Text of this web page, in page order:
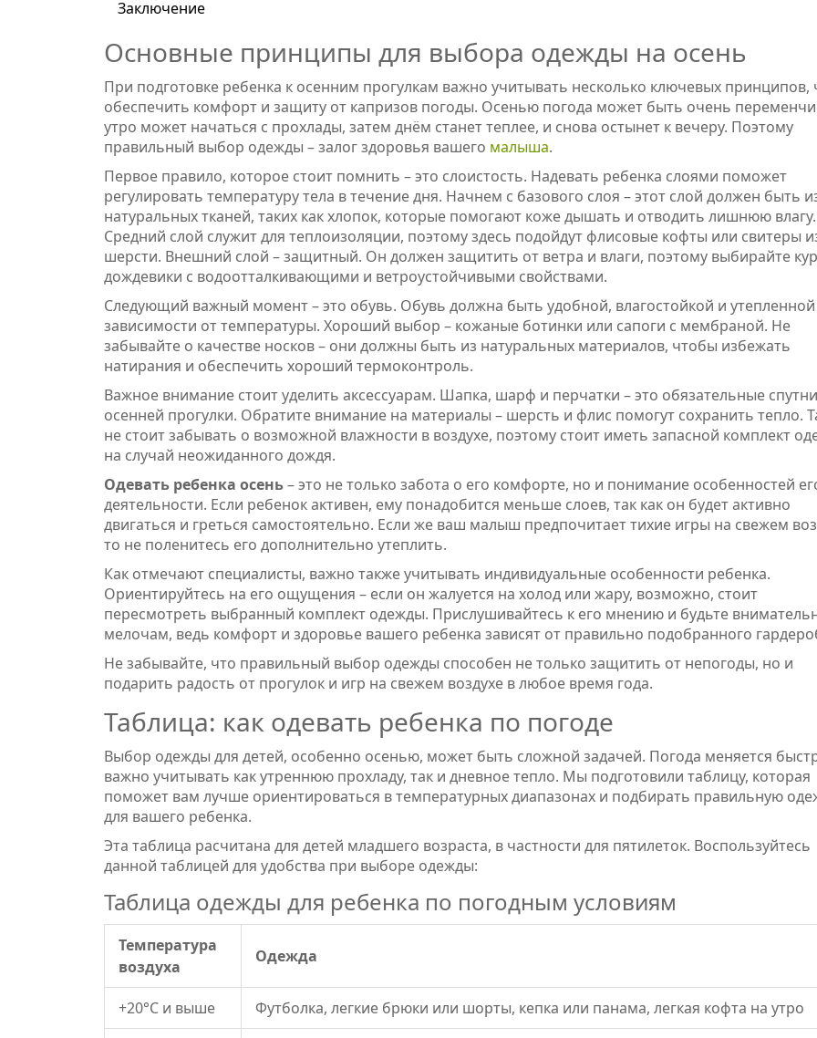
Заключение
Основные принципы для выбора одежды на осень
При подготовке ребенка к осенним прогулкам важно учитывать несколько ключевых принципов,
обеспечить комфорт и защиту от капризов погоды. Осенью погода может быть очень
утро может начаться с прохлады, затем днём станет теплее, и снова остынет к вечеру. Поэтому
правильный выбор одежды – залог здоровья вашего малыша.
Первое правило, которое стоит помнить – это слоистость. Надевать ребенка слоями поможет
регулировать температуру тела в течение дня. Начнем с базового слоя – этот слой должен быть
натуральных тканей, таких как хлопок, которые помогают коже дышать и отводить лишнюю влагу.
Средний слой служит для теплоизоляции, поэтому здесь подойдут флисовые кофты или свитеры
шерсти. Внешний слой – защитный. Он должен защитить от ветра и влаги, поэтому выбирайте
дождевики с водоотталкивающими и ветроустойчивыми свойствами.
Следующий важный момент – это обувь. Обувь должна быть удобной, влагостойкой и
зависимости от температуры. Хороший выбор – кожаные ботинки или сапоги с мембраной. Не
забывайте о качестве носков – они должны быть из натуральных материалов, чтобы избежать
натирания и обеспечить хороший термоконтроль.
Важное внимание стоит уделить аксессуарам. Шапка, шарф и перчатки – это обязательные
осенней прогулки. Обратите внимание на материалы – шерсть и флис помогут сохранить тепло.
не стоит забывать о возможной влажности в воздухе, поэтому стоит иметь запасной комплект
на случай неожиданного дождя.
Одевать ребенка осень– это не только забота о его комфорте, но и понимание особенностей
деятельности. Если ребенок активен, ему понадобится меньше слоев, так как он будет активно
двигаться и греться самостоятельно. Если же ваш малыш предпочитает тихие игры на свежем
то не поленитесь его дополнительно утеплить.
Как отмечают специалисты, важно также учитывать индивидуальные особенности ребенка.
Ориентируйтесь на его ощущения – если он жалуется на холод или жару, возможно, стоит
пересмотреть выбранный комплект одежды. Прислушивайтесь к его мнению и будьте
мелочам, ведь комфорт и здоровье вашего ребенка зависят от правильно подобранного
Не забывайте, что правильный выбор одежды способен не только защитить от непогоды, но и
подарить радость от прогулок и игр на свежем воздухе в любое время года.
Таблица: как одевать ребенка по погоде
Выбор одежды для детей, особенно осенью, может быть сложной задачей. Погода меняется
важно учитывать как утреннюю прохладу, так и дневное тепло. Мы подготовили таблицу, которая
поможет вам лучше ориентироваться в температурных диапазонах и подбирать правильную
для вашего ребенка.
Эта таблица расчитана для детей младшего возраста, в частности для пятилеток. Воспользуйтесь
данной таблицей для удобства при выборе одежды:
Таблица одежды для ребенка по погодным условиям
Температура
воздуха
Одежда
+20°C и выше Футболка, легкие брюки или шорты, кепка или панама, легкая кофта на утро